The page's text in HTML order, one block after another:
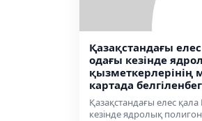
Қазақстандағы
одағы кезінде
қызметкерлерінің
картада
Қазақстандағы елес
кезінде ядролық